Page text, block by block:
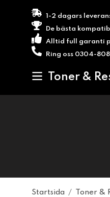
1-2 dagars
De bästa
Alltid full garanti
Ring oss 0304-
Toner &
Startsida / Toner &